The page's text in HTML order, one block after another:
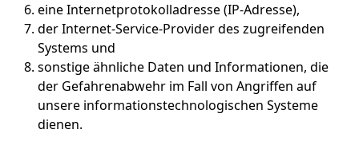
eine Internetprotokolladresse (IP-Adresse),
der Internet-Service-Provider des zugreifenden
Systems und
sonstige ähnliche Daten und Informationen, die
der Gefahrenabwehr im Fall von Angriffen auf
unsere informationstechnologischen Systeme
dienen.